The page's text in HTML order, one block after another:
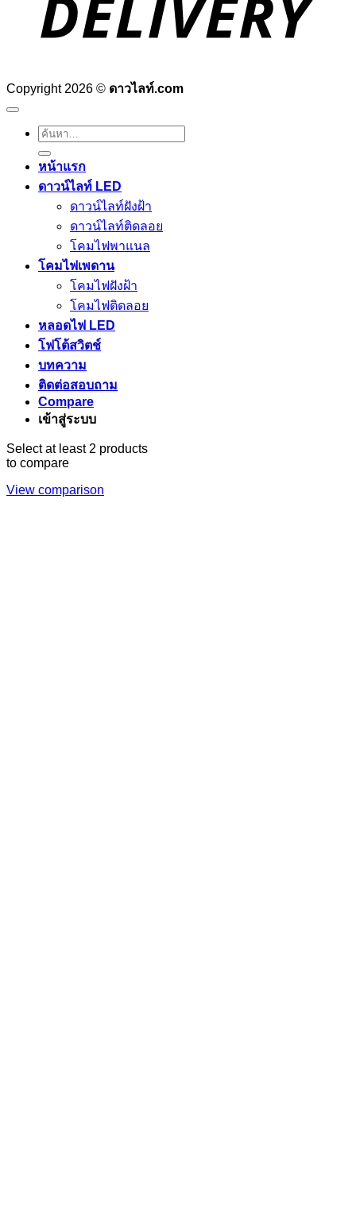
Copyright 2026 © ดาวไลท์.com
ค้นหา:
หน้าแรก
ดาวน์ไลท์ LED
ดาวน์ไลท์ฝังฝ้า
ดาวน์ไลท์ติดลอย
โคมไฟพาแนล
โคมไฟเพดาน
โคมไฟฝังฝ้า
โคมไฟติดลอย
หลอดไฟ LED
โฟโต้สวิตช์
บทความ
ติดต่อสอบถาม
Compare
เข้าสู่ระบบ
Select at least 2 products
to compare
View comparison